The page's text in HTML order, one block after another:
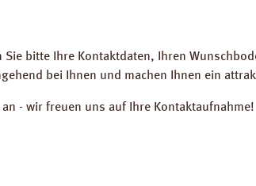
bitte Ihre Kontaktdaten, Ihren
bei Ihnen und machen Ihnen ein
an - wir freuen uns auf Ihre Kontaktaufnahme!